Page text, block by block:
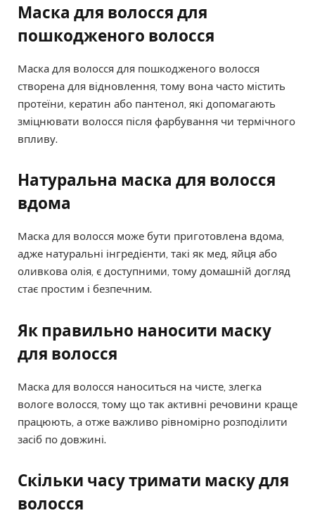
Маска для волосся для
пошкодженого волосся
Маска для волосся для пошкодженого волосся
створена для відновлення, тому вона часто містить
протеїни, кератин або пантенол, які допомагають
зміцнювати волосся після фарбування чи термічного
впливу.
Натуральна маска для волосся
вдома
Маска для волосся може бути приготовлена вдома,
адже натуральні інгредієнти, такі як мед, яйця або
оливкова олія, є доступними, тому домашній догляд
стає простим і безпечним.
Як правильно наносити маску
для волосся
Маска для волосся наноситься на чисте, злегка
вологе волосся, тому що так активні речовини краще
працюють, а отже важливо рівномірно розподілити
засіб по довжині.
Скільки часу тримати маску для
волосся